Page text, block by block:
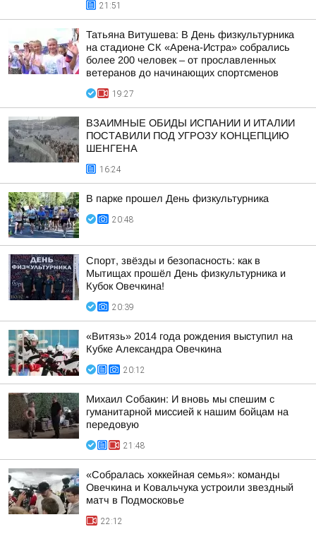
21:51
Татьяна Витушева: В День физкультурника
на стадионе СК «Арена-Истра» собрались
более 200 человек – от прославленных
ветеранов до начинающих спортсменов
19:27
ВЗАИМНЫЕ ОБИДЫ ИСПАНИИ И ИТАЛИИ
ПОСТАВИЛИ ПОД УГРОЗУ КОНЦЕПЦИЮ
ШЕНГЕНА
16:24
В парке прошел День физкультурника
20:48
Спорт, звёзды и безопасность: как в
Мытищах прошёл День физкультурника и
Кубок Овечкина!
20:39
«Витязь» 2014 года рождения выступил на
Кубке Александра Овечкина
20:12
Михаил Собакин: И вновь мы спешим с
гуманитарной миссией к нашим бойцам на
передовую
21:48
«Собралась хоккейная семья»: команды
Овечкина и Ковальчука устроили звездный
матч в Подмосковье
22:12